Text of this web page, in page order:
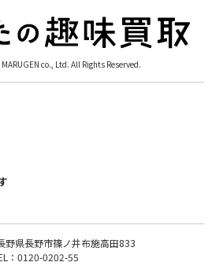
co., Ltd. All Rights Reserved.
県長野市篠ノ井布施高田833
：0120-0202-55